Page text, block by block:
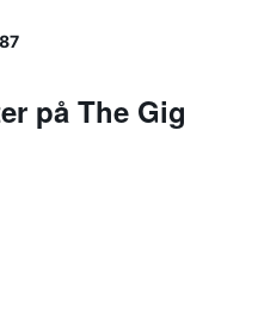
på The Gig